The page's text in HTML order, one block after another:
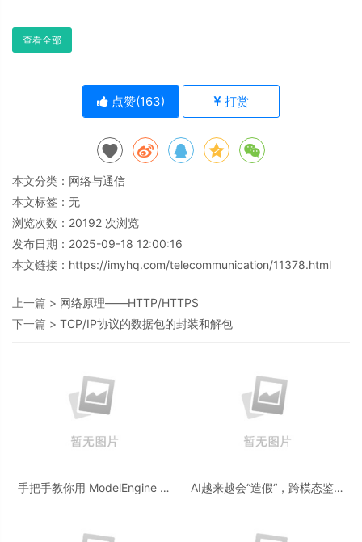
查看全部
点赞(163) 打赏
本文分类： 网络与通信
本文标签：无
浏览次数： 20192 次浏览
发布日期：2025-09-18 12:00:16
本文链接： https://imyhq.com/telecommunication/11378.html
上一篇 > 网络原理——HTTP/HTTPS
下一篇 > TCP/IP协议的数据包的封装和解包
手把手教你用 ModelEngine 打
AI越来越会“造假“，跨模态鉴伪